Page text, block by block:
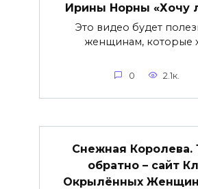
Ирины Норны «Хочу
Это видео будет
женщинам, которые
0 2.1к.
Снежная Королева.
обратно – сайт
Окрылённых